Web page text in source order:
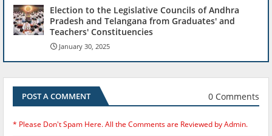
Election to the Legislative Councils of Andhra
Pradesh and Telangana from Graduates' and
Teachers' Constituencies
January 30, 2025
POST A COMMENT 0 Comments
* Please Don't Spam Here. All the Comments are Reviewed by Admin.